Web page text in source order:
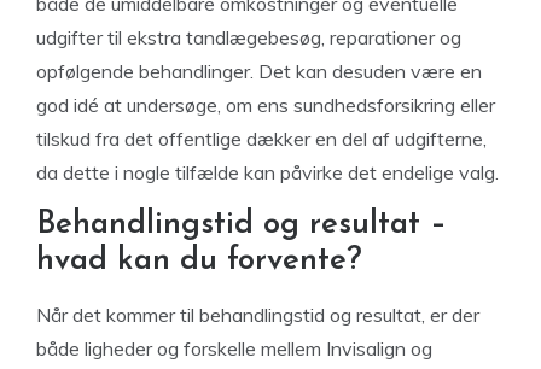
udgifter til ekstra tandlægebesøg, reparationer og
opfølgende behandlinger. Det kan desuden være en
god idé at undersøge, om ens sundhedsforsikring eller
tilskud fra det offentlige dækker en del af udgifterne,
da dette i nogle tilfælde kan påvirke det endelige valg.
Behandlingstid og resultat –
hvad kan du forvente?
Når det kommer til behandlingstid og resultat, er der
både ligheder og forskelle mellem Invisalign og